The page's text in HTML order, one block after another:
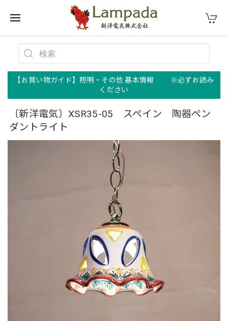
【お買い物ガイド】照明・その他 基本情報 ※必ずお読み
ください
〔新洋電気〕XSR35-05 スペイン 陶器ペン
ダントライト